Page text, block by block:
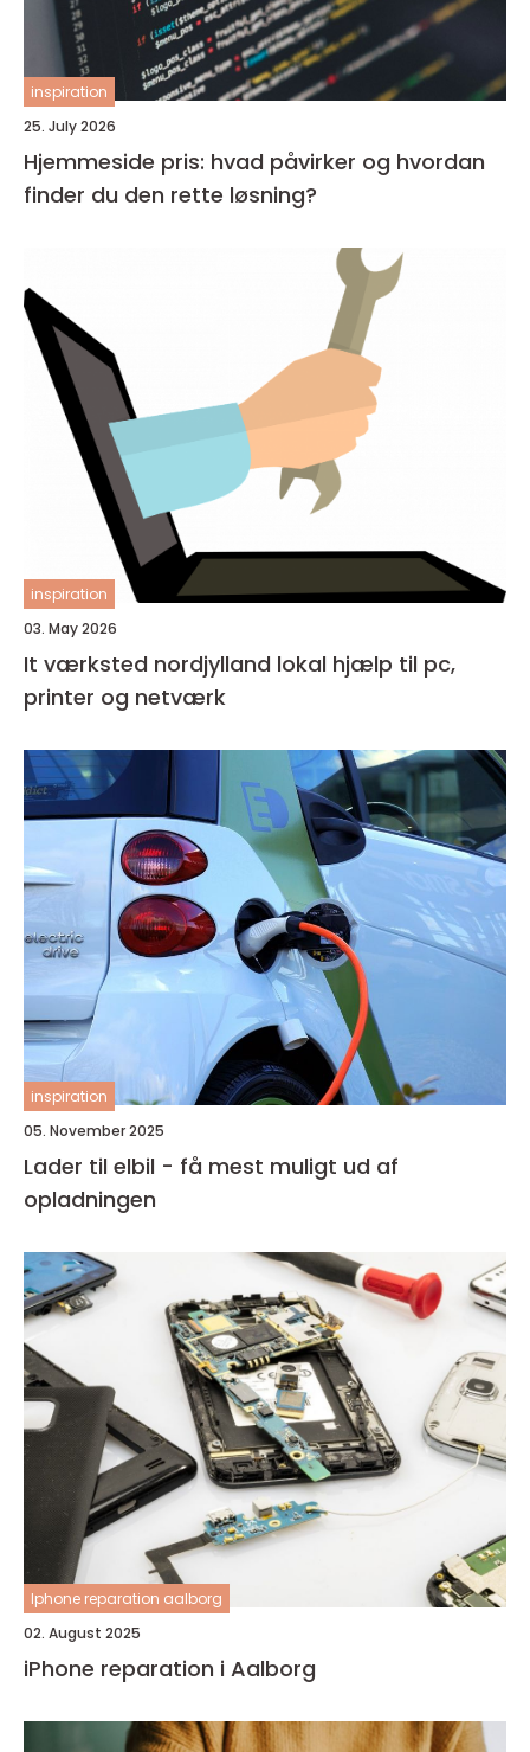
inspiration
25. July 2026
Hjemmeside pris: hvad påvirker og hvordan
finder du den rette løsning?
inspiration
03. May 2026
It værksted nordjylland lokal hjælp til pc,
printer og netværk
inspiration
05. November 2025
Lader til elbil - få mest muligt ud af
opladningen
Iphone reparation aalborg
02. August 2025
iPhone reparation i Aalborg